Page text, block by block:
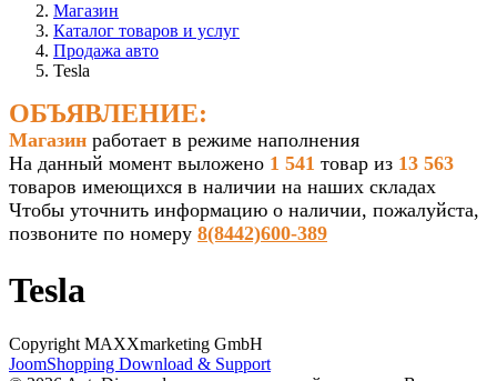
Магазин
Каталог товаров и услуг
Продажа авто
Tesla
ОБЪЯВЛЕНИЕ:
Магазин работает в режиме наполнения
На данный момент выложено 1 541 товар из 13 563
товаров имеющихся в наличии на наших складах
Чтобы уточнить информацию о наличии, пожалуйста,
позвоните по номеру 8(8442)600-389
Tesla
Copyright MAXXmarketing GmbH
JoomShopping Download & Support